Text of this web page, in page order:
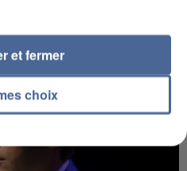
choix
et fermer